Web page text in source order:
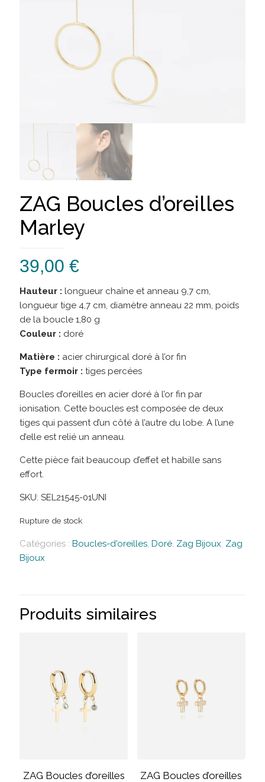
ZAG Boucles d’oreilles
Marley
39,00 €
Hauteur : longueur chaîne et anneau 9,7 cm,
longueur tige 4,7 cm, diamètre anneau 22 mm, poids
de la boucle 1,80 g
Couleur : doré
Matière : acier chirurgical doré à l’or fin
Type fermoir : tiges percées
Boucles d’oreilles en acier doré à l’or fin par
ionisation. Cette boucles est composée de deux
tiges qui passent d’un côté à l’autre du lobe. A l’une
d’elle est relié un anneau.
Cette pièce fait beaucoup d’effet et habille sans
effort.
SKU: SEL21545-01UNI
Rupture de stock
Catégories : Boucles-d'oreilles, Doré, Zag Bijoux, Zag
Bijoux
Produits similaires
ZAG Boucles d’oreilles
ZAG Boucles d’oreilles